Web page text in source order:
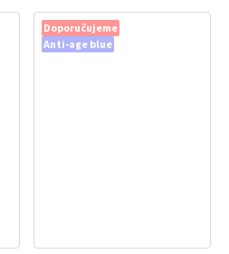
Doporučujeme
Anti-age blue